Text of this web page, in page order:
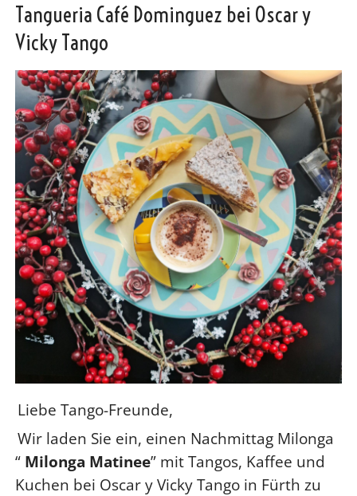
Tangueria Café Dominguez bei Oscar y
Vicky Tango
Liebe Tango-Freunde,
Wir laden Sie ein, einen Nachmittag Milonga
“ Milonga Matinee” mit Tangos, Kaffee und
Kuchen bei Oscar y Vicky Tango in Fürth zu